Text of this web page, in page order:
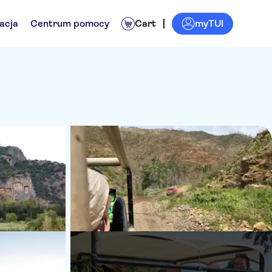
Centrum pomocy Cart myTUI